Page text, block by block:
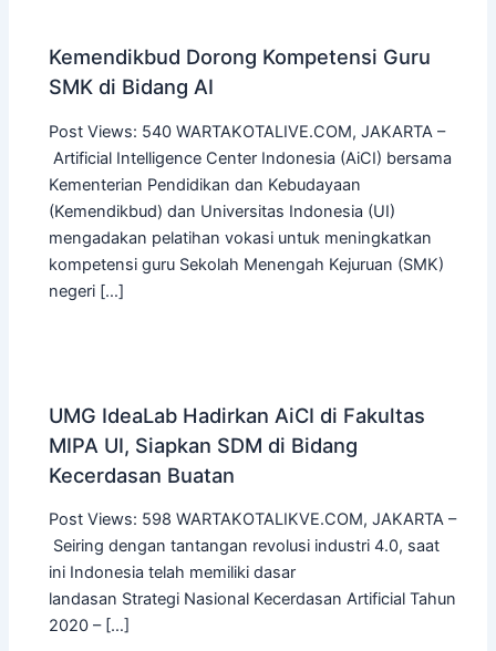
Kemendikbud Dorong Kompetensi Guru
SMK di Bidang AI
Post Views: 540 WARTAKOTALIVE.COM, JAKARTA –
Artificial Intelligence Center Indonesia (AiCI) bersama
Kementerian Pendidikan dan Kebudayaan
(Kemendikbud) dan Universitas Indonesia (UI)
mengadakan pelatihan vokasi untuk meningkatkan
kompetensi guru Sekolah Menengah Kejuruan (SMK)
negeri […]
UMG IdeaLab Hadirkan AiCI di Fakultas
MIPA UI, Siapkan SDM di Bidang
Kecerdasan Buatan
Post Views: 598 WARTAKOTALIKVE.COM, JAKARTA –
Seiring dengan tantangan revolusi industri 4.0, saat
ini Indonesia telah memiliki dasar
landasan Strategi Nasional Kecerdasan Artificial Tahun
2020 – […]